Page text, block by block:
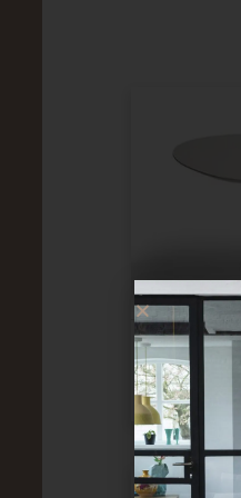
Bree's New